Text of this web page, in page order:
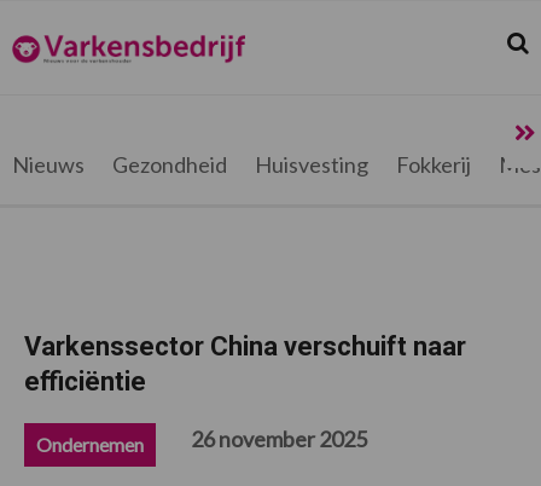
de
hoofdnavigatie
de
hoofd
de
eerste
de
voettekst
Varkensbedrijf.be
Nieuws Gezondheid Huisvesting Fokkerij
Varkenssector China verschuift naar
efficiëntie
Ondernemen 26 november 2025